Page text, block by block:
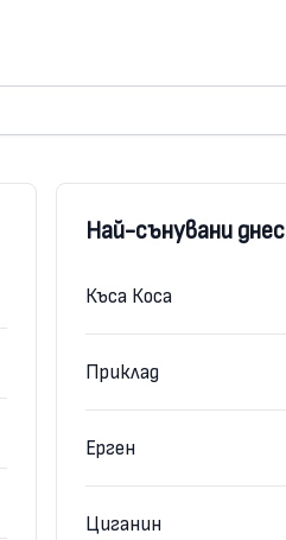
Най-сънувани днес
Къса Коса
Приклад
Ерген
Циганин